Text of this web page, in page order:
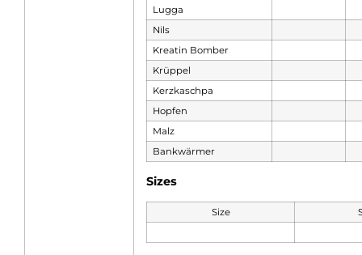
Lugga
Nils
Kreatin Bomber
Krüppel
Kerzkaschpa
Hopfen
Malz
Bankwärmer
Sizes
Size